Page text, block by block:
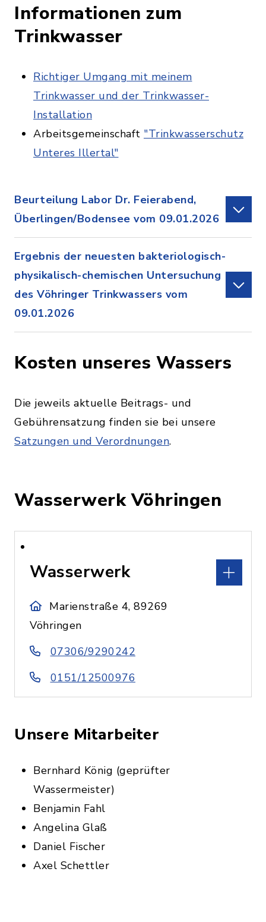
Informationen zum
Trinkwasser
Richtiger Umgang mit meinem
Trinkwasser und der Trinkwasser-
Installation
Arbeitsgemeinschaft "Trinkwasserschutz
Unteres Illertal"
Beurteilung Labor Dr. Feierabend,
Überlingen/Bodensee vom 09.01.2026
Ergebnis der neuesten bakteriologisch-
physikalisch-chemischen Untersuchung
des Vöhringer Trinkwassers vom
09.01.2026
Kosten unseres Wassers
Die jeweils aktuelle Beitrags- und
Gebührensatzung finden sie bei unsere
Satzungen und Verordnungen.
Wasserwerk Vöhringen
Wasserwerk
Marienstraße 4, 89269
Vöhringen
07306/9290242
0151/12500976
Unsere Mitarbeiter
Bernhard König (geprüfter
Wassermeister)
Benjamin Fahl
Angelina Glaß
Daniel Fischer
Axel Schettler